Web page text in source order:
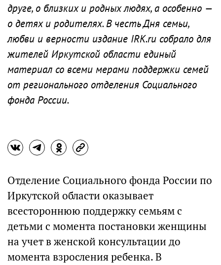
друге, о близких и родных людях, а особенно —
о детях и родителях. В честь Дня семьи,
любви и верности издание IRK.ru собрало для
жителей Иркутской области единый
материал со всеми мерами поддержки семей
от регионального отделения Социального
фонда России.
Отделение Социального фонда России по
Иркутской области оказывает
всестороннюю поддержку семьям с
детьми с момента постановки женщины
на учет в женской консультации до
момента взросления ребенка. В